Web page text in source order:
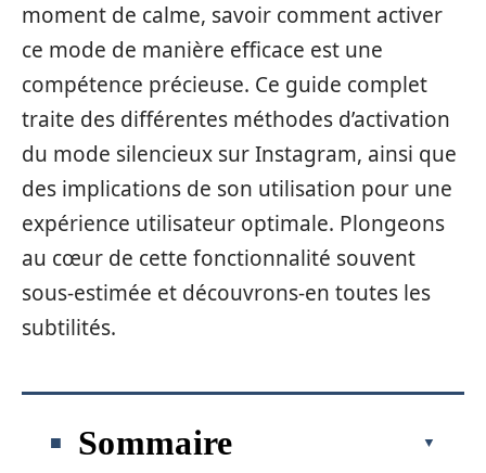
moment de calme, savoir comment activer
ce mode de manière efficace est une
compétence précieuse. Ce guide complet
traite des différentes méthodes d’activation
du mode silencieux sur Instagram, ainsi que
des implications de son utilisation pour une
expérience utilisateur optimale. Plongeons
au cœur de cette fonctionnalité souvent
sous-estimée et découvrons-en toutes les
subtilités.
Sommaire